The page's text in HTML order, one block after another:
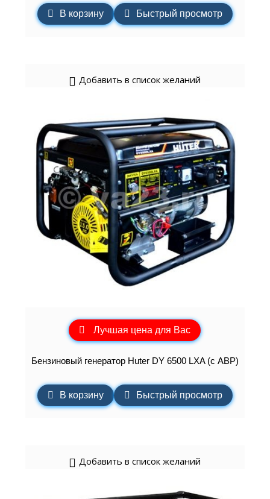
В корзину Быстрый просмотр
Добавить в список желаний
Лучшая цена для Вас
Бензиновый генератор Huter DY 6500 LXA (с АВР)
В корзину Быстрый просмотр
Добавить в список желаний